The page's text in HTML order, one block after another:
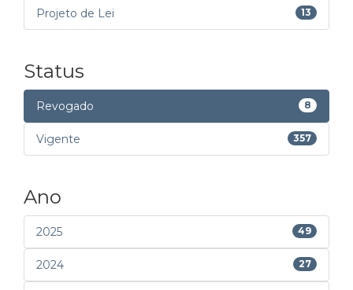
Projeto de Lei 13
Status
Revogado 8
Vigente 357
Ano
2025 49
2024 27